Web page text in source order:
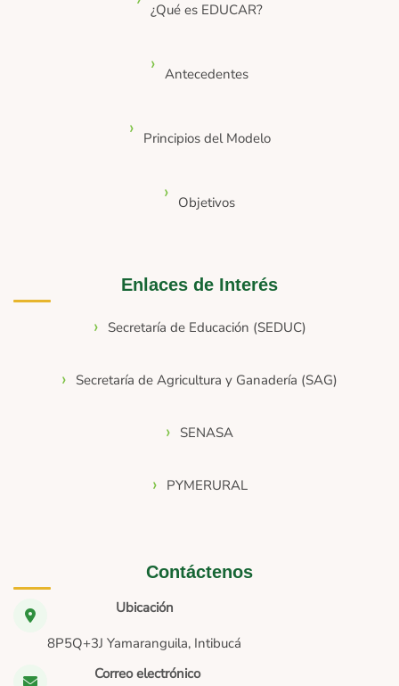
¿Qué es EDUCAR?
Antecedentes
Principios del Modelo
Objetivos
Enlaces de Interés
Secretaría de Educación (SEDUC)
Secretaría de Agricultura y Ganadería (SAG)
SENASA
PYMERURAL
Contáctenos
Ubicación
8P5Q+3J Yamaranguila, Intibucá
Correo electrónico